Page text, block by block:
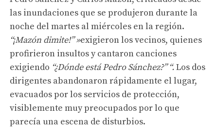
las inundaciones que se produjeron durante la
noche del martes al miércoles en la región.
“¡Mazón dimite!” »exigieron los vecinos, quienes
profirieron insultos y cantaron canciones
exigiendo “¿Dónde está Pedro Sánchez?” “.Los dos
dirigentes abandonaron rápidamente el lugar,
evacuados por los servicios de protección,
visiblemente muy preocupados por lo que
parecía una escena de disturbios.